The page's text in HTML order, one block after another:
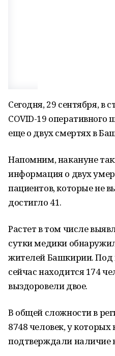
Сегодня, 29 сентября, в
COVID-19
еще о двух смертях в
Напомним, накануне
информация о двух
пациентов, которые не
достигло 41.
Растет в том числе
сутки медики
жителей Башкирии.
сейчас находится 174
выздоровели двое.
В общей сложности в
8748 человек, у которых
подтверждали наличие